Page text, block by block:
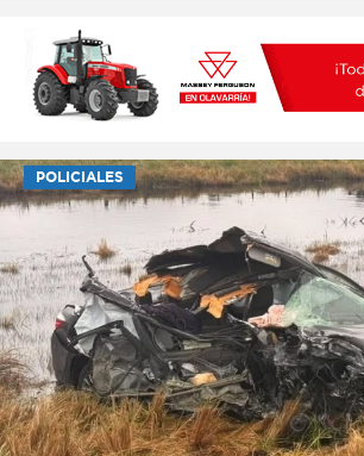
POLICIALES